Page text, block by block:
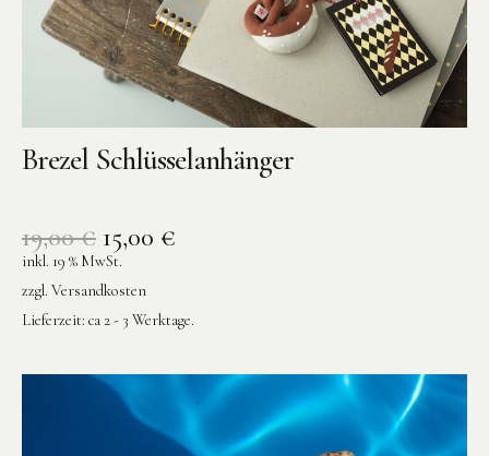
Brezel Schlüsselanhänger
19,00€ 15,00 €
inkl. 19 % MwSt.
zzgl. Versandkosten
Lieferzeit: ca 2 - 3 Werktage.